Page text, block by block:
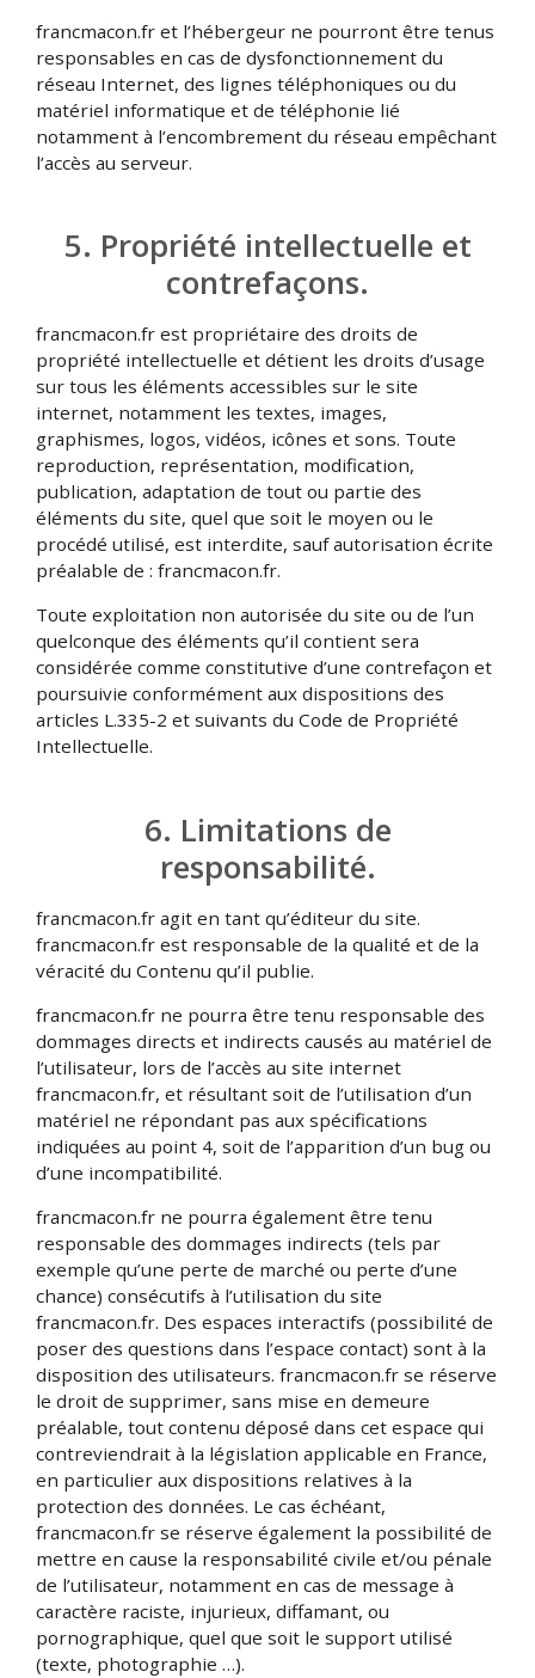
francmacon.fr et l’hébergeur ne pourront être tenus
responsables en cas de dysfonctionnement du
réseau Internet, des lignes téléphoniques ou du
matériel informatique et de téléphonie lié
notamment à l’encombrement du réseau empêchant
l’accès au serveur.
5. Propriété intellectuelle et
contrefaçons.
francmacon.fr est propriétaire des droits de
propriété intellectuelle et détient les droits d’usage
sur tous les éléments accessibles sur le site
internet, notamment les textes, images,
graphismes, logos, vidéos, icônes et sons. Toute
reproduction, représentation, modification,
publication, adaptation de tout ou partie des
éléments du site, quel que soit le moyen ou le
procédé utilisé, est interdite, sauf autorisation écrite
préalable de : francmacon.fr.
Toute exploitation non autorisée du site ou de l’un
quelconque des éléments qu’il contient sera
considérée comme constitutive d’une contrefaçon et
poursuivie conformément aux dispositions des
articles L.335-2 et suivants du Code de Propriété
Intellectuelle.
6. Limitations de
responsabilité.
francmacon.fr agit en tant qu’éditeur du site.
francmacon.fr est responsable de la qualité et de la
véracité du Contenu qu’il publie.
francmacon.fr ne pourra être tenu responsable des
dommages directs et indirects causés au matériel de
l’utilisateur, lors de l’accès au site internet
francmacon.fr, et résultant soit de l’utilisation d’un
matériel ne répondant pas aux spécifications
indiquées au point 4, soit de l’apparition d’un bug ou
d’une incompatibilité.
francmacon.fr ne pourra également être tenu
responsable des dommages indirects (tels par
exemple qu’une perte de marché ou perte d’une
chance) consécutifs à l’utilisation du site
francmacon.fr. Des espaces interactifs (possibilité de
poser des questions dans l’espace contact) sont à la
disposition des utilisateurs. francmacon.fr se réserve
le droit de supprimer, sans mise en demeure
préalable, tout contenu déposé dans cet espace qui
contreviendrait à la législation applicable en France,
en particulier aux dispositions relatives à la
protection des données. Le cas échéant,
francmacon.fr se réserve également la possibilité de
mettre en cause la responsabilité civile et/ou pénale
de l’utilisateur, notamment en cas de message à
caractère raciste, injurieux, diffamant, ou
pornographique, quel que soit le support utilisé
(texte, photographie …).